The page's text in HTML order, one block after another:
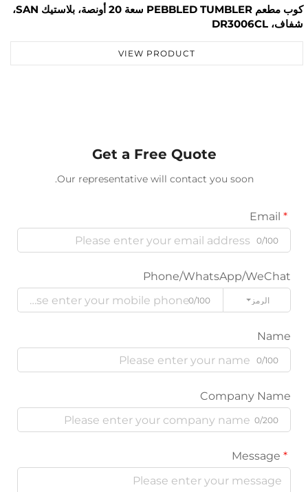
كوب مطعم PEBBLED TUMBLER سعة 20 أونصة، بلاستيك SAN،
VIEW PRODUCT
Get a Free Quote
Our representative will contact you soon.
Phone/WhatsApp/
0/100